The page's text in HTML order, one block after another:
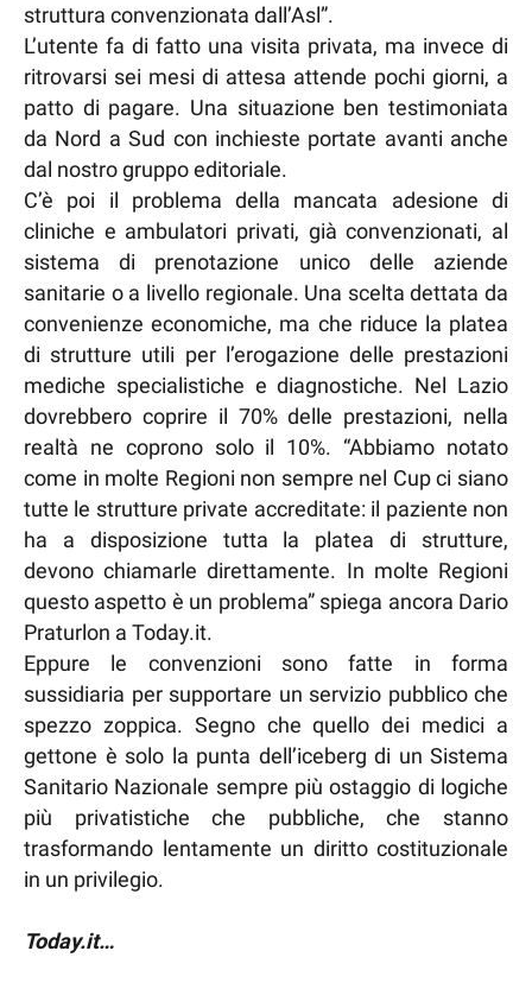
struttura convenzionata dall’Asl”.
L’utente fa di fatto una visita privata, ma invece di
ritrovarsi sei mesi di attesa attende pochi giorni, a
patto di pagare. Una situazione ben testimoniata
da Nord a Sud con inchieste portate avanti anche
dal nostro gruppo editoriale.
C’è poi il problema della mancata adesione di
cliniche e ambulatori privati, già convenzionati, al
sistema di prenotazione unico delle aziende
sanitarie o a livello regionale. Una scelta dettata da
convenienze economiche, ma che riduce la platea
di strutture utili per l’erogazione delle prestazioni
mediche specialistiche e diagnostiche. Nel Lazio
dovrebbero coprire il 70% delle prestazioni, nella
realtà ne coprono solo il 10%. “Abbiamo notato
come in molte Regioni non sempre nel Cup ci siano
tutte le strutture private accreditate: il paziente non
ha a disposizione tutta la platea di strutture,
devono chiamarle direttamente. In molte Regioni
questo aspetto è un problema” spiega ancora Dario
Praturlon a Today.it.
Eppure le convenzioni sono fatte in forma
sussidiaria per supportare un servizio pubblico che
spezzo zoppica. Segno che quello dei medici a
gettone è solo la punta dell’iceberg di un Sistema
Sanitario Nazionale sempre più ostaggio di logiche
più privatistiche che pubbliche, che stanno
trasformando lentamente un diritto costituzionale
in un privilegio.
Today.it…